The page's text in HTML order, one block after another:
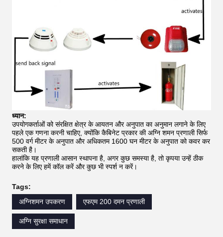
ध्यान:
उपयोगकर्ताओं को संरक्षित क्षेत्र के आयतन और अनुपात का अनुमान लगाने के लिए
पहले एक गणना करनी चाहिए, क्योंकि कैबिनेट प्रकार की अग्नि शमन प्रणाली सिर्फ
500 वर्ग मीटर के अनुपात और अधिकतम 1600 घन मीटर के अनुपात को कवर कर
सकती है।
हालांकि यह प्रणाली आसान स्थापना है, अगर कुछ समस्या है, तो कृपया उन्हें ठीक
करने के लिए हमें कॉल करें और कुछ भी स्पर्श न करें।
Tags:
अग्निशमन उपकरण
एफएम 200 दमन प्रणाली
अग्नि सुरक्षा समाधान